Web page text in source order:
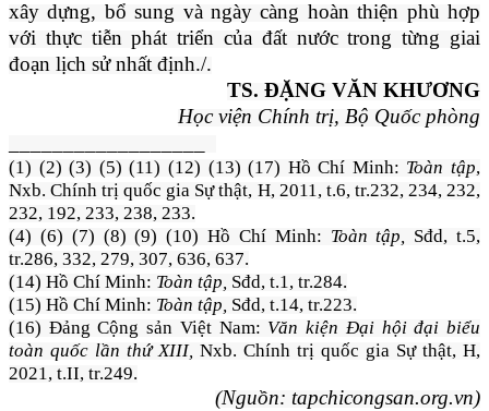
xây dựng, bổ sung và ngày càng hoàn thiện phù hợp
với thực tiễn phát triển của đất nước trong từng giai
đoạn lịch sử nhất định./.
TS. ĐẶNG VĂN KHƯƠNG
Học viện Chính trị, Bộ Quốc phòng
(1) (2) (3) (5) (11) (12) (13) (17) Hồ Chí Minh: Toàn tập,
Nxb. Chính trị quốc gia Sự thật, H, 2011, t.6, tr.232, 234, 232,
232, 192, 233, 238, 233.
(4) (6) (7) (8) (9) (10) Hồ Chí Minh: Toàn tập, Sđd, t.5,
tr.286, 332, 279, 307, 636, 637.
(14) Hồ Chí Minh: Toàn tập, Sđd, t.1, tr.284.
(15) Hồ Chí Minh: Toàn tập, Sđd, t.14, tr.223.
(16) Đảng Cộng sản Việt Nam: Văn kiện Đại hội đại biểu
toàn quốc lần thứ XIII, Nxb. Chính trị quốc gia Sự thật, H,
2021, t.II, tr.249.
(Nguồn: tapchicongsan.org.vn)